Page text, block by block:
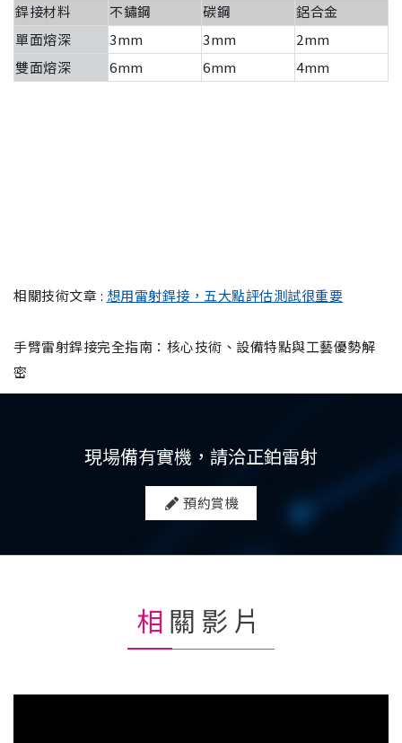
銲接材料 不鏽鋼 碳鋼
鋁合金
單面熔深
3mm 3mm
2mm
雙面熔深
6mm 6mm 4mm
相關技術文章 : 想用雷射銲接，五大點評估測試很重要
手臂雷射銲接完全指南：核心技術、設備特點與工藝優勢解
密
現場備有實機，請洽正鉑雷射
預約賞機
相關影片